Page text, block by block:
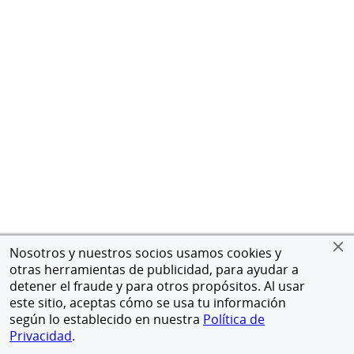
Nosotros y nuestros socios usamos cookies y
otras herramientas de publicidad, para ayudar a
detener el fraude y para otros propósitos. Al usar
este sitio, aceptas cómo se usa tu información
según lo establecido en nuestra Política de
Privacidad.